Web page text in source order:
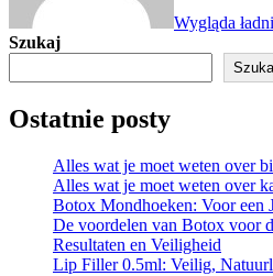
Wygląda
Szukaj
Ostatnie posty
Alles wat je moet weten over
Alles wat je moet weten over
Botox Mondhoeken: Voor een
De voordelen van Botox voor
Resultaten en Veiligheid
Lip Filler 0.5ml: Veilig,